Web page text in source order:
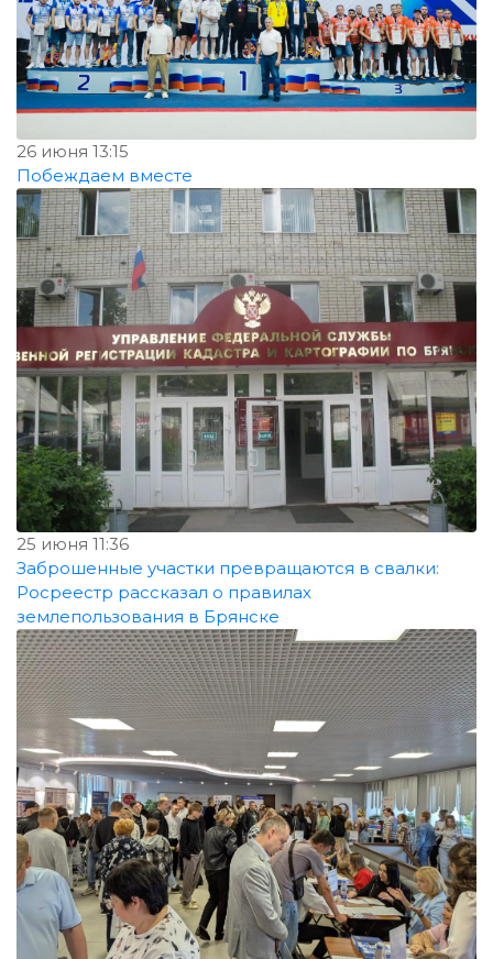
26 июня 13:15
Побеждаем вместе
25 июня 11:36
Заброшенные участки превращаются в свалки:
Росреестр рассказал о правилах
землепользования в Брянске